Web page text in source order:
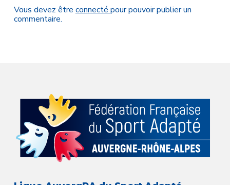
Vous devez être connecté pour pouvoir publier un
commentaire.